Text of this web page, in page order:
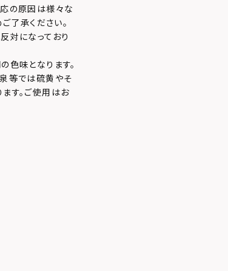
の原因は様々な
了承ください。
対になっており
色味となります。
等では硫黄やそ
す。ご使用はお